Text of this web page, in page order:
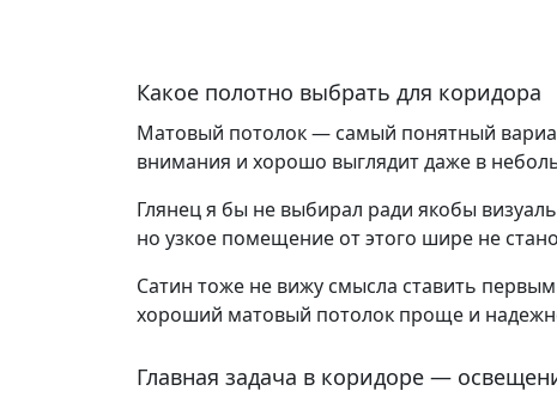
Какое полотно выбрать для коридора
Матовый потолок — самый понятный
внимания и хорошо выглядит даже в
Глянец я бы не выбирал ради якобы
но узкое помещение от этого шире не
Сатин тоже не вижу смысла ставить
хороший матовый потолок проще и
Главная задача в коридоре —